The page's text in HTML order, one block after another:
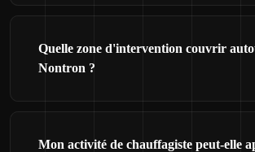
Quelle zone d'intervention couvrir
Nontron ?
Mon activité de chauffagiste peut-elle